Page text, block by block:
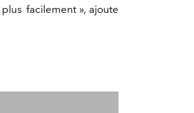
facilement », ajoute